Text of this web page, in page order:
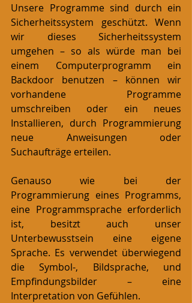
Unsere Programme sind durch ein
Sicherheitssystem geschützt. Wenn
wir dieses Sicherheitssystem
umgehen – so als würde man bei
einem Computerprogramm ein
Backdoor benutzen – können wir
vorhandene Programme
umschreiben oder ein neues
Installieren, durch Programmierung
neue Anweisungen oder
Suchaufträge erteilen.
Genauso wie bei der
Programmierung eines Programms,
eine Programmsprache erforderlich
ist, besitzt auch unser
Unterbewusstsein eine eigene
Sprache. Es verwendet überwiegend
die Symbol-, Bildsprache, und
Empfindungsbilder – eine
Interpretation von Gefühlen.